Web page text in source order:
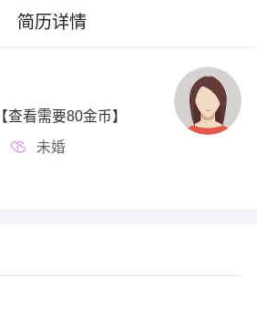
简历详情
【查看需要80金币】
未婚